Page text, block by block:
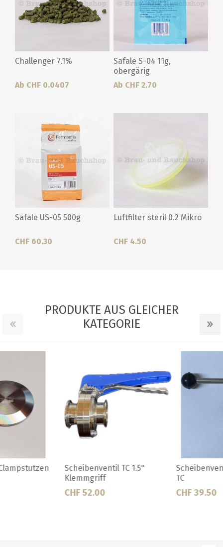
Challenger 7.1%
Ab CHF 0.0407
Safale S-04 11g,
obergärig
Ab CHF 2.70
Safale US-05 500g
CHF 60.30
Luftfilter steril 0.2 Mikro
CHF 4.50
PRODUKTE AUS GLEICHER
KATEGORIE
Scheibenventil Tri Clamp 1.5" Blinddeckel DIN 32